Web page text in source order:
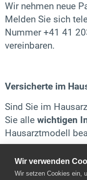
Wir verwenden
Wir setzen Cookies ein,
Wir nehmen neue
Melden Sie sich
Nummer+41 41
vereinbaren.
Versicherte im
Sind Sie im
Sie alle wichtigen
Hausarztmodell
Unsere